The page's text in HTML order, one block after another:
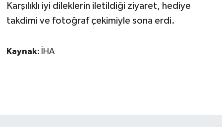
Karşılıklı iyi dileklerin iletildiği ziyaret, hediye
takdimi ve fotoğraf çekimiyle sona erdi.
Kaynak: İHA